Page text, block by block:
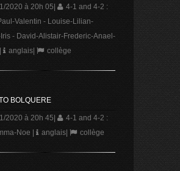
2020 à 20h 05
4-1 and 4-2 :
Valentin - Louise-Lilian-
- David-Alistair-Frederic-Anael-
anglais| collège
BOLQUERE
2020 à 20h 45
4-1 and 4-2 :
Noe
anglais| collège